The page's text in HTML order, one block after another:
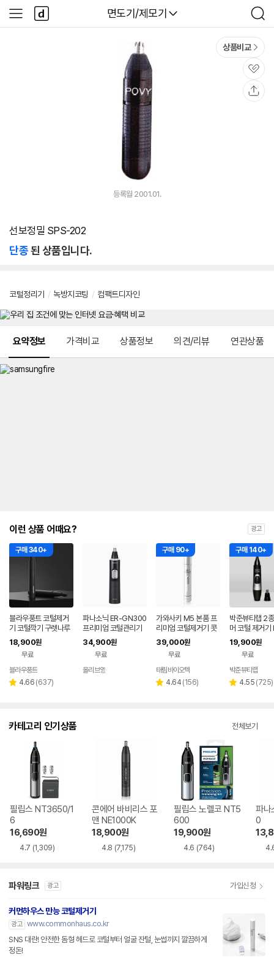
다나와
면도기/제모기
검
색
사
이
다
나
와
상품비교
관
심
등록월 2001.01.
선보정밀 SPS-202
단종된 상품입니다.
코털정리기 / 녹방지코팅 / 컴팩트디자인
요약정보 가격비교 상품정보 의견/리뷰 연관상품
이런 상품 어때요? 광고
구매 340+
블라우풍트 코털제거
기 코털깍기 구렛나루
눈썹 정리기 귀털 콧털
충전식 멀티 트리머 면
도기
18,900원
무료
페이
블라우풍트
별 4.66 리
(637)
파나소닉 ER-GN300
프리미엄 코털관리기
34,900원
무료
올리브영
구매 90+
가와사키 M5 본품 프
리미엄 코털제거기 콧
털정리기 코털정리기.
39,000원
무료
페이
태림바이오텍
별 4.64 리
(156)
구매 140+
박준뷰티랩 2
머 코털 제거
800 눈썹정리
털면도 콧털정
19,900원
무료
박준뷰티랩
별 4.55 리
(725)
카테고리 인기상품 전체보기
필립스 NT3650/1
6
16,690원
4.7 (1,309)
콘에어 바비리스 포
맨 NE1000K
18,900원
4.8 (7,175)
필립스 노렐코 NT5
600
19,900원
4.6 (764)
파나
0
파워링크 광고 가입신청
커먼하우스 만능 코털제거기
광고 www.commonhaus.co.kr
SNS 대란! 안전한 돔형 헤드로 코털부터 얼굴 잔털, 눈썹까지 깔끔하게
정돈!